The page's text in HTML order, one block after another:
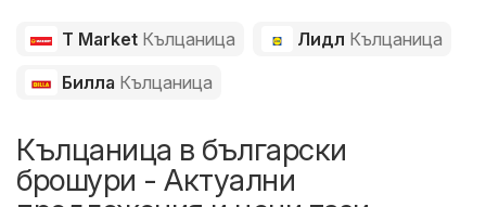
T Market Кълцаница Лидл Кълцаница
Билла Кълцаница
Кълцаница в български
брошури - Актуални